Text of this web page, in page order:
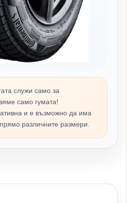
служи само за
само гумата!
и е възможно да има
различните размери.